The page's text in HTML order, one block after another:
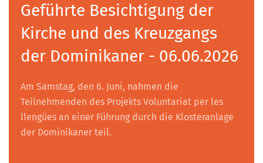
Geführte Besichtigung der
Kirche und des Kreuzgangs
der Dominikaner - 06.06.2026
Am Samstag, den 6. Juni, nahmen die
Teilnehmenden des Projekts Voluntariat per les
llengües an einer Führung durch die Klosteranlage
der Dominikaner teil.